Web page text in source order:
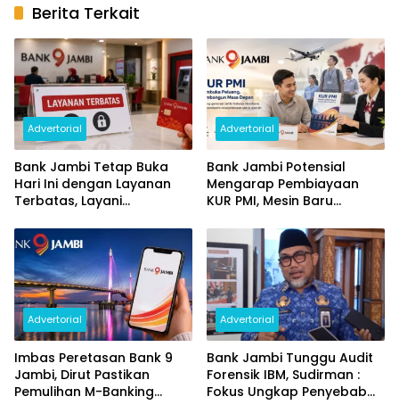
Berita Terkait
Advertorial
Bank Jambi Tetap Buka
Hari Ini dengan Layanan
Terbatas, Layani
dan Perubahan PIN
Advertorial
Bank Jambi Potensial
Mengarap Pembiayaan
KUR PMI, Mesin Baru
Daerah
Advertorial
Imbas Peretasan Bank 9
Jambi, Dirut Pastikan
Pemulihan M-Banking
Advertorial
Bank Jambi Tunggu Audit
Forensik IBM, Sudirman :
Fokus Ungkap Penyebab